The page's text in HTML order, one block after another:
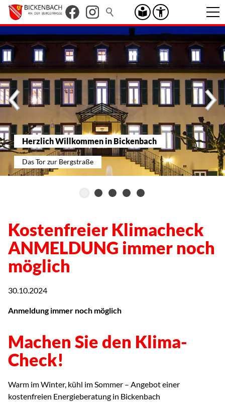
Herzlich Willkommen in Bickenbach
Das Tor zur Bergstraße
Kostenfreier Klimacheck
ANMELDUNG immer noch
möglich
30.10.2024
Anmeldung immer noch möglich
Machen Sie den Klima-
Check!
Warm im Winter, kühl im Sommer – Angebot einer
kostenfreien Energieberatung in Bickenbach